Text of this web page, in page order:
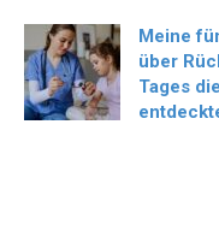
Meine
über
Tages